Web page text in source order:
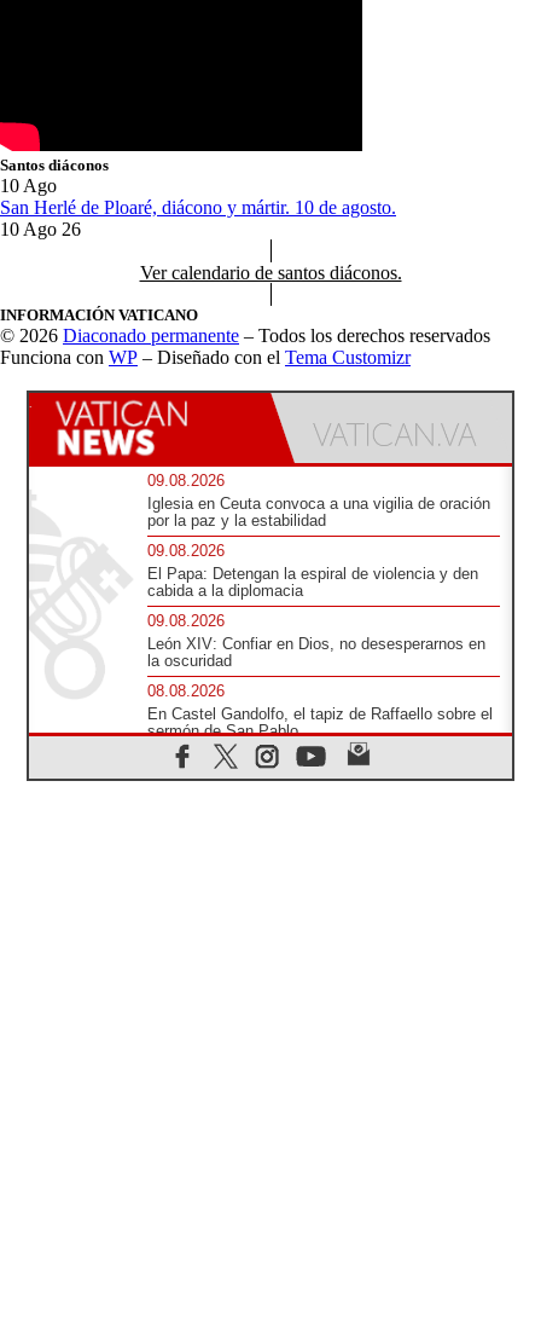
Santos diáconos
10 Ago
San Herlé de Ploaré, diácono y mártir. 10 de agosto.
10 Ago 26
Ver calendario de santos diáconos.
INFORMACIÓN VATICANO
© 2026 Diaconado permanente – Todos los derechos reservados
Funciona con WP – Diseñado con el Tema Customizr
09.08.2026
Iglesia en Ceuta convoca a una vigilia de oración
por la paz y la estabilidad
09.08.2026
El Papa: Detengan la espiral de violencia y den
cabida a la diplomacia
09.08.2026
León XIV: Confiar en Dios, no desesperarnos en
la oscuridad
08.08.2026
En Castel Gandolfo, el tapiz de Raffaello sobre el
sermón de San Pablo
08.08.2026
En Colombia, «la paz no se compra con una